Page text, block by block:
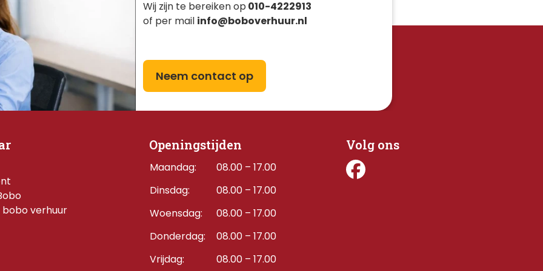
en beveiligd
de figuur vanzelf
knop
of knop; hoofd
animated 70cm -
Wij zijn te bereiken op 010-4222913
of per mail info@boboverhuur.nl
Neem contact op
verhuur
Openingstijden
Maandag:
08.00 – 17.00
Dinsdag:
08.00 – 17.00
Woensdag:
08.00 – 17.00
Donderdag: 08.00 – 17.00
Vrijdag:
08.00 – 17.00
Volg ons